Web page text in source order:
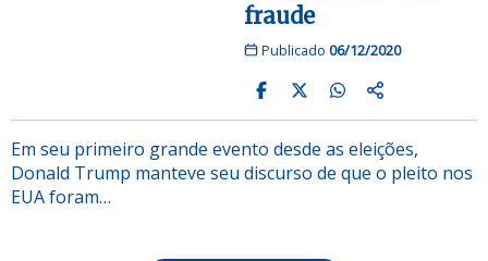
fraude
Publicado 06/12/2020
Em seu primeiro grande evento desde as eleições,
Donald Trump manteve seu discurso de que o pleito nos
EUA foram…